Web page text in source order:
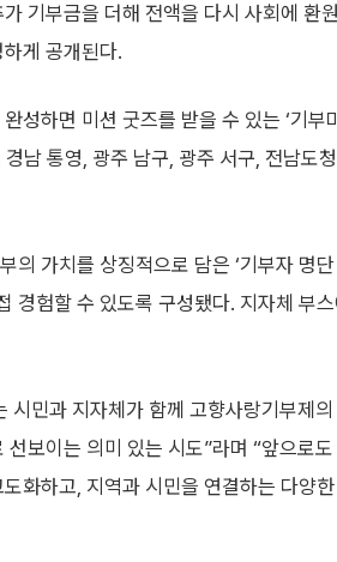
기부금을 더해 전액을 다시 사회에 환
게 공개된다.
성하면 미션 굿즈를 받을 수 있는 ‘기부
남 통영, 광주 남구, 광주 서구, 전남도
의 가치를 상징적으로 담은 ‘기부자 명
경험할 수 있도록 구성됐다. 지자체 부
시민과 지자체가 함께 고향사랑기부제
보이는 의미 있는 시도”라며 “앞으로
화하고, 지역과 시민을 연결하는 다양